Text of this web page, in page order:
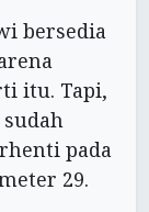
bersedia
itu. Tapi,
pada
29.